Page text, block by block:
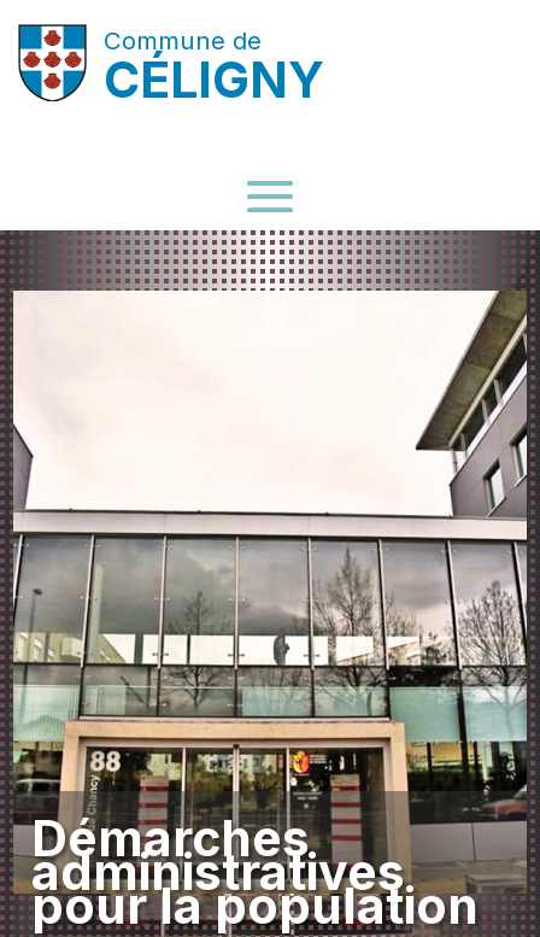
Commune de
CÉLIGNY
Démarches
administratives
pour la population